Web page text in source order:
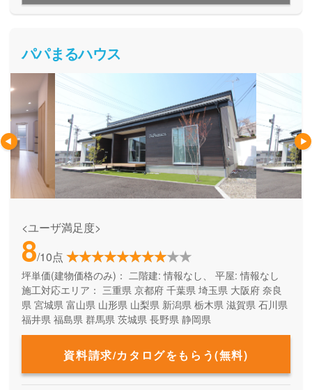
パパまるハウス
<ユーザ満足度>
8/10点
坪単価(建物価格のみ)： 二階建: 情報なし、 平屋: 情報なし
施工対応エリア： 三重県 京都府 千葉県 埼玉県 大阪府 奈良
県 宮城県 富山県 山形県 山梨県 新潟県 栃木県 滋賀県 石川県
福井県 福島県 群馬県 茨城県 長野県 静岡県
資料請求/カタログをもらう(無料)